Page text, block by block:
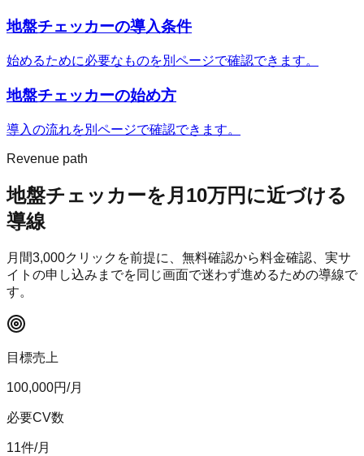
地盤チェッカーの導入条件
始めるために必要なものを別ページで確認できます。
地盤チェッカーの始め方
導入の流れを別ページで確認できます。
Revenue path
地盤チェッカーを月10万円に近づける
導線
月間3,000クリックを前提に、無料確認から料金確認、実サ
イトの申し込みまでを同じ画面で迷わず進めるための導線で
す。
目標売上
100,000円/月
必要CV数
11件/月